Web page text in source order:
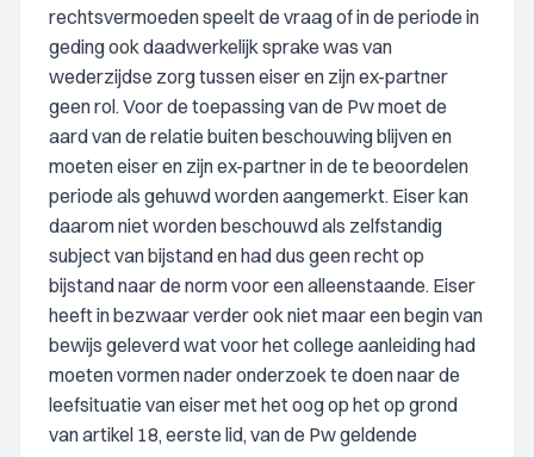
rechtsvermoeden speelt de vraag of in de periode in
geding ook daadwerkelijk sprake was van
wederzijdse zorg tussen eiser en zijn ex-partner
geen rol. Voor de toepassing van de Pw moet de
aard van de relatie buiten beschouwing blijven en
moeten eiser en zijn ex-partner in de te beoordelen
periode als gehuwd worden aangemerkt. Eiser kan
daarom niet worden beschouwd als zelfstandig
subject van bijstand en had dus geen recht op
bijstand naar de norm voor een alleenstaande. Eiser
heeft in bezwaar verder ook niet maar een begin van
bewijs geleverd wat voor het college aanleiding had
moeten vormen nader onderzoek te doen naar de
leefsituatie van eiser met het oog op het op grond
van artikel 18, eerste lid, van de Pw geldende